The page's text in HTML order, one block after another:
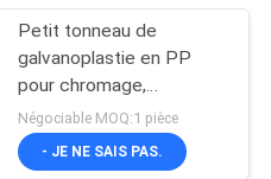
de ptc
Petit tonneau de
galvanoplastie en PP
pour chromage,
nickelage et dorure
Négociable MOQ:1 pièce
- JE NE SAIS PAS.